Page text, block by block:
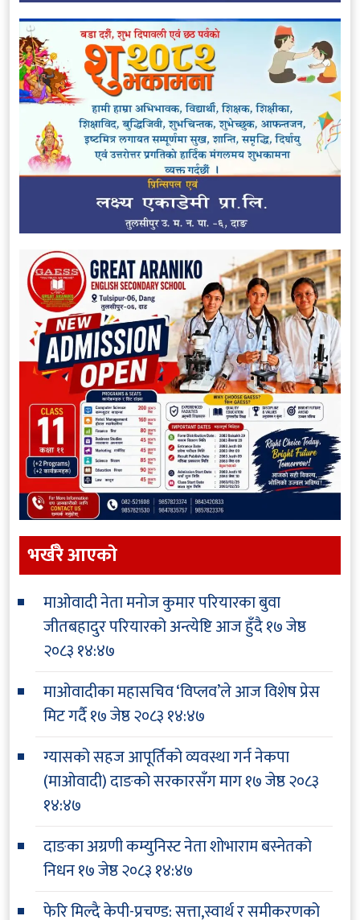
भर्खरै आएकाे
माओवादी नेता मनोज कुमार परियारका बुवा
जीतबहादुर परियारको अन्त्येष्टि आज हुँदै१७ जेष्ठ
२०८३ १४:४७
माओवादीका महासचिव ‘विप्लव’ले आज विशेष प्रेस
मिट गर्दै१७ जेष्ठ २०८३ १४:४७
ग्यासको सहज आपूर्तिको व्यवस्था गर्न नेकपा
(माओवादी) दाङको सरकारसँग माग१७ जेष्ठ २०८३
१४:४७
दाङका अग्रणी कम्युनिस्ट नेता शोभाराम बस्नेतको
निधन१७ जेष्ठ २०८३ १४:४७
फेरि मिल्दै केपी-प्रचण्ड: सत्ता,स्वार्थ र समीकरणको